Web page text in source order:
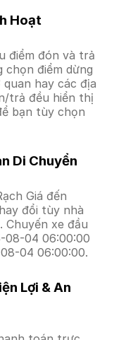
Hoạt
điểm đón và trả
chọn điểm dừng
hay các địa
trả đều hiển thị
bạn tùy chọn
Di Chuyển
Giá đến
đổi tùy nhà
Chuyến xe đầu
08-04 06:00:00
04 06:00:00.
Lợi & An